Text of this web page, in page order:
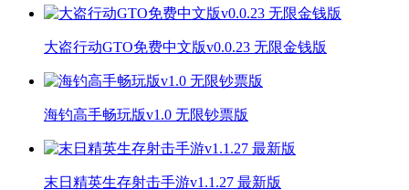
大盗行动GTO免费中文版v0.0.23 无限金钱版
海钓高手畅玩版v1.0 无限钞票版
末日精英生存射击手游v1.1.27 最新版